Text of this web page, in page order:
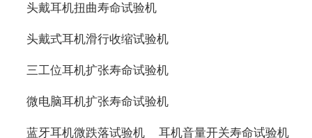
头戴耳机扭曲寿命试验机
头戴式耳机滑行收缩试验机
三工位耳机扩张寿命试验机
微电脑耳机扩张寿命试验机
蓝牙耳机微跌落试验机 耳机音量开关寿命试验机